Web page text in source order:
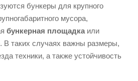
бункеры для крупного
мусора,
бункерная площадка или
В таких случаях важны размеры,
техники, а также устойчивость